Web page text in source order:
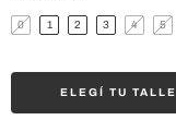
0 1 2 3 4 5
ELEGÍ TU TALLE